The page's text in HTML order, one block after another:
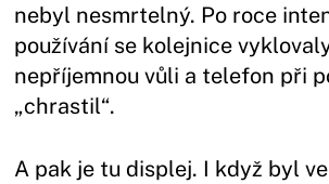
nebyl nesmrtelný. Po roce
používání se kolejnice
nepříjemnou vůli a telefon při
„chrastil“.
A pak je tu displej. I když byl